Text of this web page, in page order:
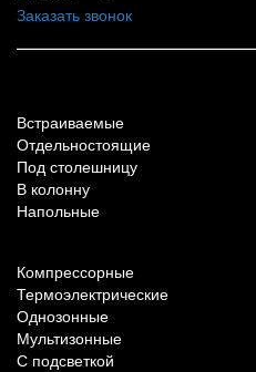
Заказать звонок
Встраиваемые
Отдельностоящие
Под столешницу
В колонну
Напольные
Компрессорные
Термоэлектрические
Однозонные
Мультизонные
С подсветкой